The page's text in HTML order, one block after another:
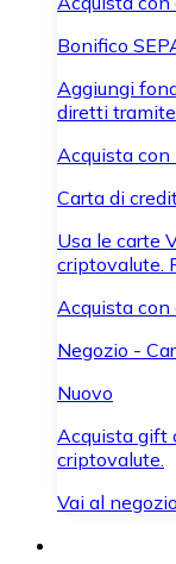
Bonifico
Aggiungi
diretti
Acquista
Carta di
Usa le carte
criptovalute.
Acquista con
Negozio -
Nuovo
Acquista gift
criptovalute.
Vai al